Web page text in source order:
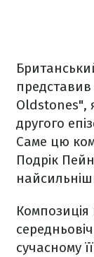
Oldstones",
другого
Саме цю
Подрік
Композиція
сучасному